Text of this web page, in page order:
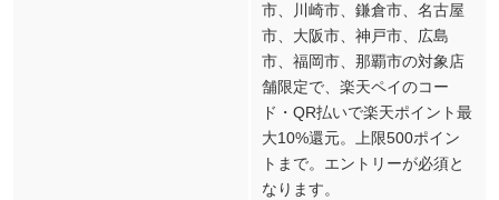
市、川崎市、鎌倉市、名古屋
市、大阪市、神戸市、広島
市、福岡市、那覇市の対象店
舗限定で、楽天ペイのコー
ド・QR払いで楽天ポイント最
大10%還元。上限500ポイン
トまで。エントリーが必須と
なります。